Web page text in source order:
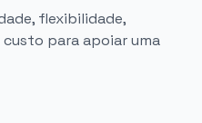
flexibilidade,
para apoiar uma